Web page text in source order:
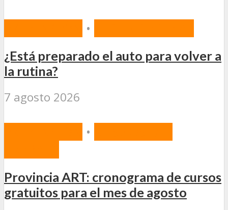
•
¿Está preparado el auto para volver a
la rutina?
7 agosto 2026
•
Provincia ART: cronograma de cursos
gratuitos para el mes de agosto